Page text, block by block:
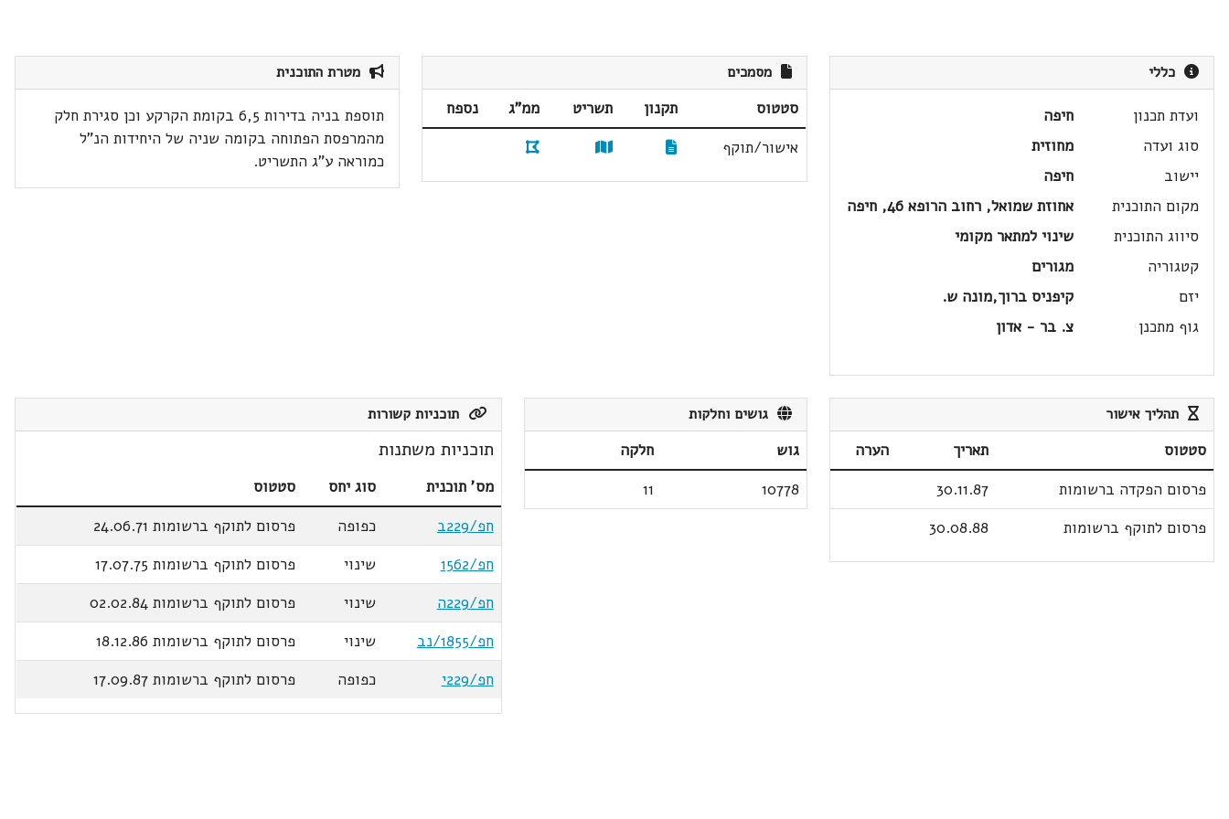
כללי
ועדת תכנון
חיפה
סוג ועדה
מחוזית
יישוב
חיפה
מקום התוכנית
אחוזת שמואל, רחוב הרופא 46, חיפה
סיווג התוכנית
שינוי למתאר מקומי
קטגוריה
מגורים
יזם
קיפניס ברוך,מונה ש.
גוף מתכנן
צ. בר - אדון
מסמכים
סטטוס תקנון תשריט ממ"ג
נספח
אישור/תוקף
מטרת התוכנית
תוספת בניה בדירות 6,5 בקומת הקרקע וכן סגירת חלק
מהמרפסת הפתוחה בקומה שניה של היחידות הנ"ל
כמוראה ע"ג התשריט.
תהליך אישור
סטטוס תאריך
הערה
פרסום הפקדה ברשומות
30.11.87
פרסום לתוקף ברשומות
30.08.88
גושים וחלקות
גוש
חלקה
10778
11
תוכניות קשורות
תוכניות משתנות
מס' תוכנית סוג יחס
סטטוס
חפ/229ב
כפופה
פרסום לתוקף ברשומות 24.06.71
חפ/1562
שינוי
פרסום לתוקף ברשומות 17.07.75
חפ/229ה
שינוי
פרסום לתוקף ברשומות 02.02.84
חפ/1855/נב
שינוי
פרסום לתוקף ברשומות 18.12.86
חפ/229י
כפופה פרסום לתוקף ברשומות 17.09.87